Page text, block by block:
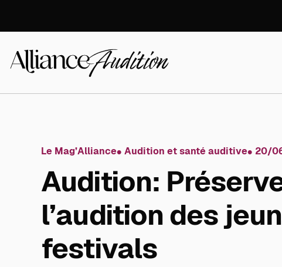
Audition
Le Mag’Alliance Audition et santé auditive 20/
Audition:
l’audition des
festivals